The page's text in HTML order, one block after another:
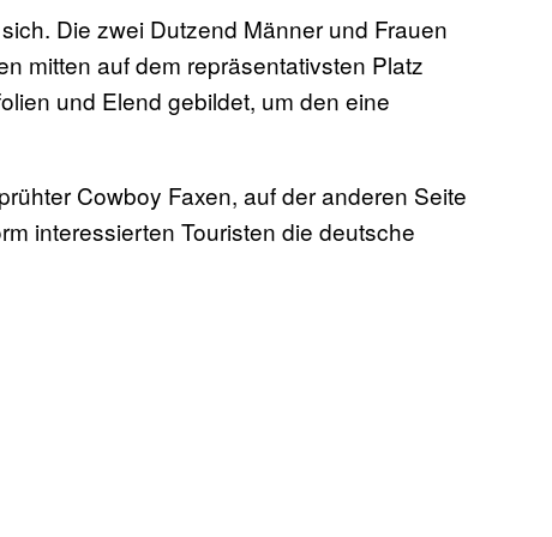
Die zwei Dutzend Männer und Frauen
mitten auf dem repräsentativsten Platz
und Elend gebildet, um den eine
Cowboy Faxen, auf der anderen Seite
interessierten Touristen die deutsche